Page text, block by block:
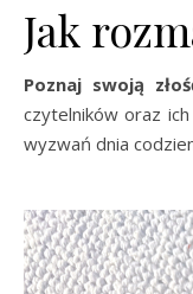
Jak
Poznaj swoją
czytelników oraz
wyzwań dnia